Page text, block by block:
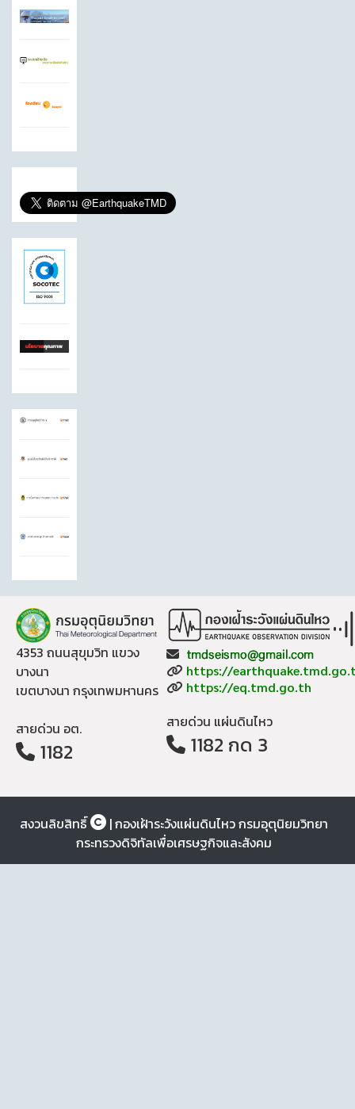
4353 ถนนสุขุมวิท แขวง
บางนา
เขตบางนา กรุงเทพมหานคร
สายด่วน อต.
1182
Email:
Website:
https://
Website:
https://eq.tmd.go.th
สายด่วน แผ่นดินไหว
1182 กด 3
สงวนลิขสิทธิ์
| กองเฝ้าระวังแผ่นดินไหว กรมอุตุนิยมวิทยา
กระทรวงดิจิทัลเพื่อเศรษฐกิจและสังคม